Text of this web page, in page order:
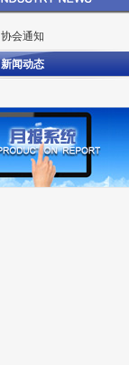
协会通知
新闻动态